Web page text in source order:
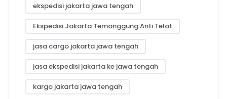
ekspedisi jakarta jawa tengah
Ekspedisi Jakarta Temanggung Anti Telat
jasa cargo jakarta jawa tengah
jasa ekspedisi jakarta ke jawa tengah
kargo jakarta jawa tengah